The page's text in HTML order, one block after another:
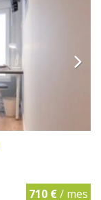
710 €/ mes